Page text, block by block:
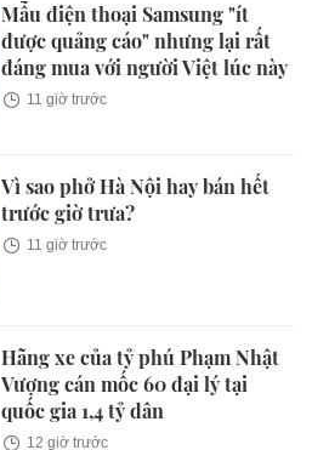
Mẫu điện thoại Samsung "ít
được quảng cáo" nhưng lại rất
đáng mua với người Việt lúc này
11 giờ trước
Vì sao phở Hà Nội hay bán hết
trước giờ trưa?
11 giờ trước
Hãng xe của tỷ phú Phạm Nhật
Vượng cán mốc 60 đại lý tại
quốc gia 1,4 tỷ dân
12 giờ trước